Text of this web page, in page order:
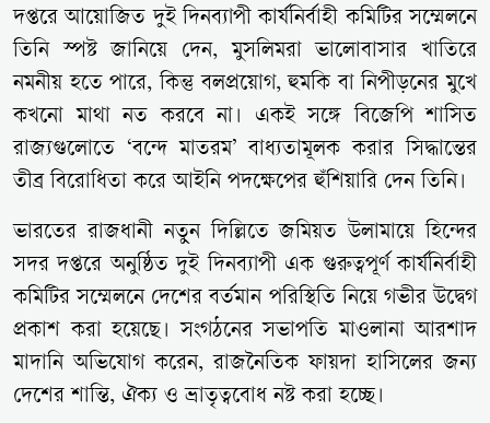
দপ্তরে আয়োজিত দুই দিনব্যাপী কার্যনির্বাহী কমিটির সম্মেলনে
তিনি স্পষ্ট জানিয়ে দেন, মুসলিমরা ভালোবাসার খাতিরে
নমনীয় হতে পারে, কিন্তু বলপ্রয়োগ, হুমকি বা নিপীড়নের মুখে
কখনো মাথা নত করবে না। একই সঙ্গে বিজেপি শাসিত
রাজ্যগুলোতে ‘বন্দে মাতরম’ বাধ্যতামূলক করার সিদ্ধান্তের
তীব্র বিরোধিতা করে আইনি পদক্ষেপের হুঁশিয়ারি দেন তিনি।
ভারতের রাজধানী নতুন দিল্লিতে জমিয়ত উলামায়ে হিন্দের
সদর দপ্তরে অনুষ্ঠিত দুই দিনব্যাপী এক গুরুত্বপূর্ণ কার্যনির্বাহী
কমিটির সম্মেলনে দেশের বর্তমান পরিস্থিতি নিয়ে গভীর উদ্বেগ
প্রকাশ করা হয়েছে। সংগঠনের সভাপতি মাওলানা আরশাদ
মাদানি অভিযোগ করেন, রাজনৈতিক ফায়দা হাসিলের জন্য
দেশের শান্তি, ঐক্য ও ভ্রাতৃত্ববোধ নষ্ট করা হচ্ছে।